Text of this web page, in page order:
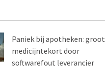
Paniek bij apotheken: groot
medicijntekort door
softwarefout leverancier